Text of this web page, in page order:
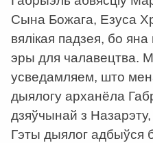
Сына Божага, Езуса
вялікая падзея, бо
эры для чалавецтва.
усведамляем, што
дыялогу арханёла
дзяўчынай з
Гэты дыялог адбыўся